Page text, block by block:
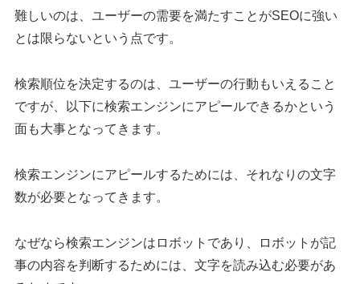
難しいのは、ユーザーの需要を満たすことがSEOに強い
とは限らないという点です。
検索順位を決定するのは、ユーザーの行動もいえること
ですが、以下に検索エンジンにアピールできるかという
面も大事となってきます。
検索エンジンにアピールするためには、それなりの文字
数が必要となってきます。
なぜなら検索エンジンはロボットであり、ロボットが記
事の内容を判断するためには、文字を読み込む必要があ